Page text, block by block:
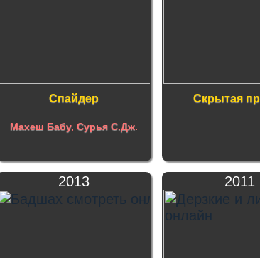
Спайдер
Махеш Бабу, Сурья С.Дж.
Скрытая
2013 2011